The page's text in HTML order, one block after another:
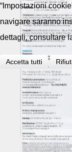
“Impostazioni
navigare saranno
dettagli, consultare
Accetta tutti